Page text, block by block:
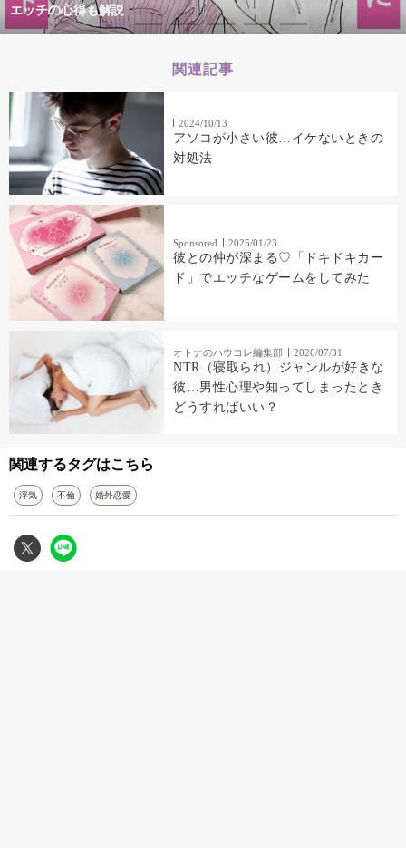
エッチの心得も解説
関連記事
2024/10/13
アソコが小さい彼…イケないときの
対処法
Sponsored 2025/01/23
彼との仲が深まる♡「ドキドキカー
ド」でエッチなゲームをしてみた
オトナのハウコレ編集部 2026/07/31
NTR（寝取られ）ジャンルが好きな
彼…男性心理や知ってしまったとき
どうすればいい？
関連するタグはこちら
浮気 不倫 婚外恋愛